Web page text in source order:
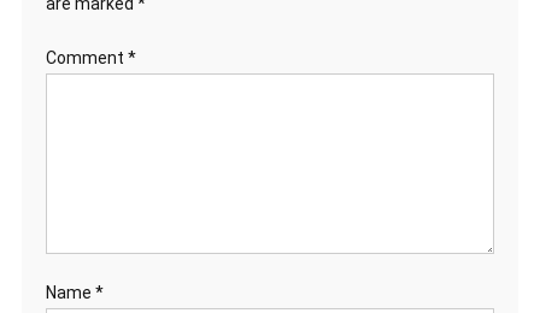
are marked *
Comment *
Name *